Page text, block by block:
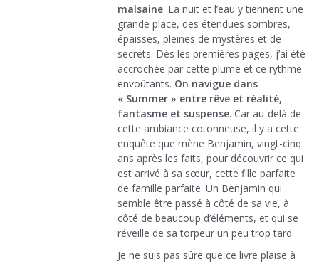
malsaine. La nuit et l’eau y tiennent une
grande place, des étendues sombres,
épaisses, pleines de mystères et de
secrets. Dès les premières pages, j’ai été
accrochée par cette plume et ce rythme
envoûtants. On navigue dans
« Summer » entre rêve et réalité,
fantasme et suspense. Car au-delà de
cette ambiance cotonneuse, il y a cette
enquête que mène Benjamin, vingt-cinq
ans après les faits, pour découvrir ce qui
est arrivé à sa sœur, cette fille parfaite
de famille parfaite. Un Benjamin qui
semble être passé à côté de sa vie, à
côté de beaucoup d’éléments, et qui se
réveille de sa torpeur un peu trop tard.
Je ne suis pas sûre que ce livre plaise à